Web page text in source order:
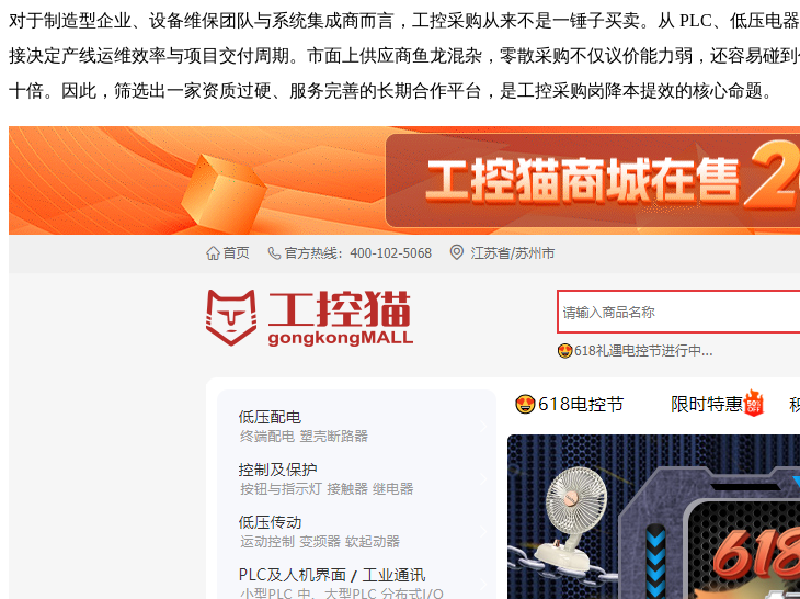
对于制造型企业、设备维保团队与系统集成商而言，工控采购从来不是一锤子买卖。从 PLC、低压
接决定产线运维效率与项目交付周期。市面上供应商鱼龙混杂，零散采购不仅议价能力弱，还容易碰
十倍。因此，筛选出一家资质过硬、服务完善的长期合作平台，是工控采购岗降本提效的核心命题。